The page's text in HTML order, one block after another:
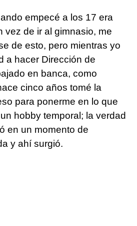
empecé a los 17 era
vez de ir al gimnasio, me
de esto, pero mientras yo
a hacer Dirección de
en banca, como
cinco años tomé la
para ponerme en lo que
hobby temporal; la verdad
en un momento de
y ahí surgió.